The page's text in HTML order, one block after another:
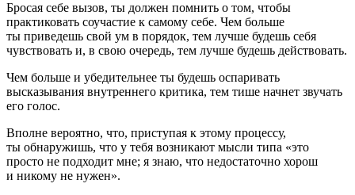
Бросая себе вызов, ты должен помнить о том, чтобы
практиковать соучастие к самому себе. Чем больше
ты приведешь свой ум в порядок, тем лучше будешь себя
чувствовать и, в свою очередь, тем лучше будешь действовать.
Чем больше и убедительнее ты будешь оспаривать
высказывания внутреннего критика, тем тише начнет звучать
его голос.
Вполне вероятно, что, приступая к этому процессу,
ты обнаружишь, что у тебя возникают мысли типа «это
просто не подходит мне; я знаю, что недостаточно хорош
и никому не нужен».